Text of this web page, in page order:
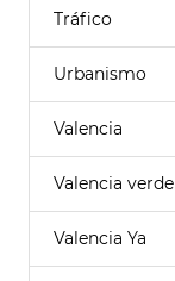
Tráfico
Urbanismo
Valencia
Valencia verde
Valencia Ya